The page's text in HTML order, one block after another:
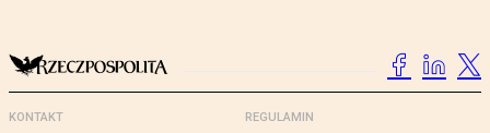
KONTAKT REGULAMIN